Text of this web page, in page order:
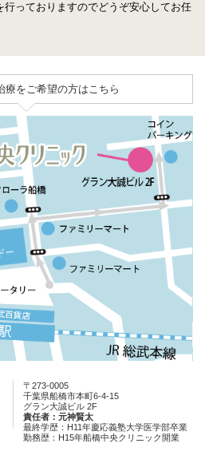
っておりますのでどうぞ安心してお任
療をご希望の方はこちら
〒273-0005
千葉県船橋市本町6-4-15
グラン大誠ビル 2F
責任者：元神賢太
最終学歴：H11年慶応義塾大学医学部卒業
勤務歴：H15年船橋中央クリニック開業